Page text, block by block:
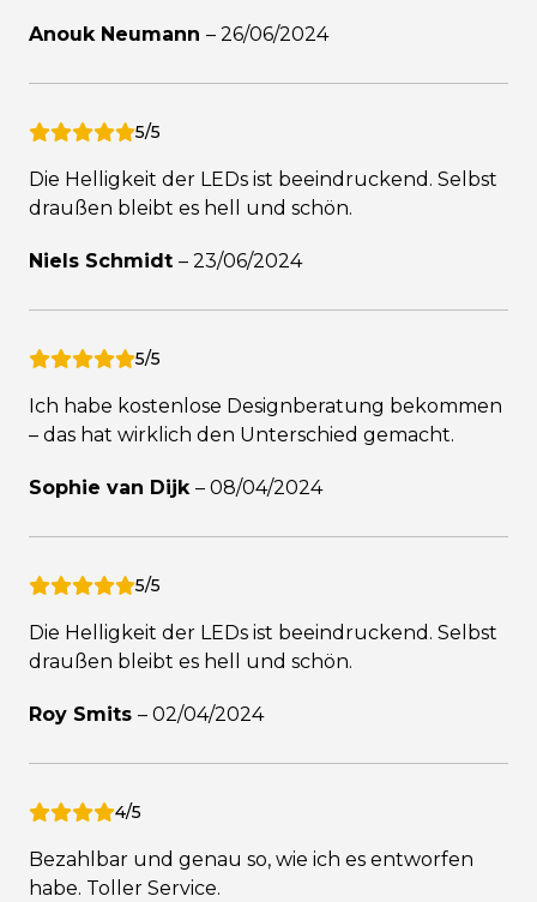
Anouk Neumann – 26/06/2024
5/5
Die Helligkeit der LEDs ist beeindruckend. Selbst
draußen bleibt es hell und schön.
Niels Schmidt – 23/06/2024
5/5
Ich habe kostenlose Designberatung bekommen
– das hat wirklich den Unterschied gemacht.
Sophie van Dijk – 08/04/2024
5/5
Die Helligkeit der LEDs ist beeindruckend. Selbst
draußen bleibt es hell und schön.
Roy Smits – 02/04/2024
4/5
Bezahlbar und genau so, wie ich es entworfen
habe. Toller Service.